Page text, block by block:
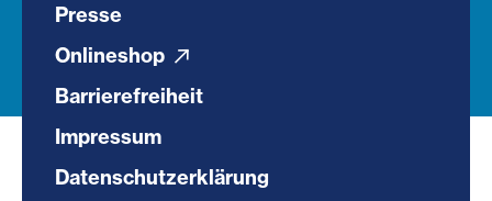
Presse
Onlineshop
Barrierefreiheit
Impressum
Datenschutzerklärung